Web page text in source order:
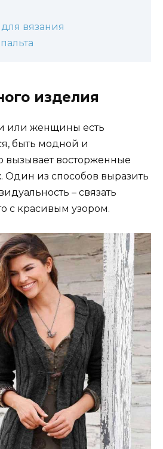
вязания
изделия
или женщины есть
быть модной и
вызывает восторженные
Один из способов выразить
– связать
с красивым узором.